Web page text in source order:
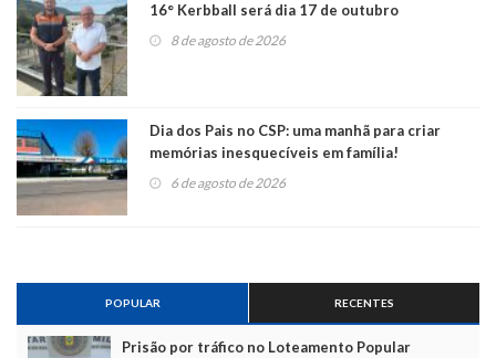
16° Kerbball será dia 17 de outubro
8 de agosto de 2026
Dia dos Pais no CSP: uma manhã para criar
memórias inesquecíveis em família!
6 de agosto de 2026
POPULAR RECENTES
Prisão por tráfico no Loteamento Popular